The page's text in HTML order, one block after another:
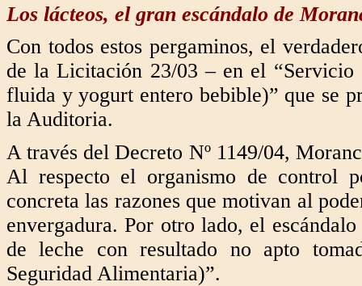
Los lácteos, el gran escándalo de
Con todos estos pergaminos, el
de la Licitación 23/03 – en el “Servicio
fluida y yogurt entero bebible)” que se
la Auditoria.
A través del Decreto Nº 1149/04,
Al respecto el organismo de control
concreta las razones que motivan al
envergadura. Por otro lado, el
de leche con resultado no apto
Seguridad Alimentaria)”.